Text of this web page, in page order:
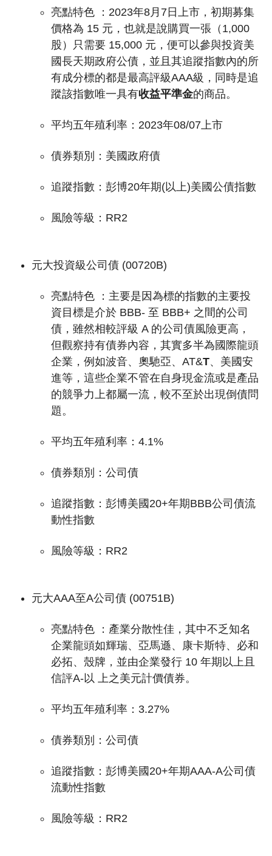
亮點特色 ： 2023年8月7日上市，初期募集
價格為 15 元，也就是說購買一張（1,000
股）只需要 15,000 元，便可以參與投資美
國長天期政府公債，並且其追蹤指數內的所
有成分標的都是最高評級AAA級，同時是追
蹤該指數唯一具有收益平準金的商品。
平均五年殖利率：2023年08/07上市
債券類別：美國政府債
追蹤指數： 彭博20年期(以上)美國公債指數
風險等級：RR2
元大投資級公司債 (00720B)
亮點特色 ： 主要是因為標的指數的主要投
資目標是介於 BBB- 至 BBB+ 之間的公司
債，雖然相較評級 A 的公司債風險更高，
但觀察持有債券內容，其實多半為國際龍頭
企業，例如波音、奧馳亞、AT&T、美國安
進等，這些企業不管在自身現金流或是產品
的競爭力上都屬一流，較不至於出現倒債問
題。
平均五年殖利率：4.1%
債券類別：公司債
追蹤指數： 彭博美國20+年期BBB公司債流
動性指數
風險等級：RR2
元大AAA至A公司債 (00751B)
亮點特色 ： 產業分散性佳，其中不乏知名
企業龍頭如輝瑞、亞馬遜、康卡斯特、必和
必拓、殼牌，並由企業發行 10 年期以上且
信評A-以 上之美元計價債券。
平均五年殖利率：3.27%
債券類別：公司債
追蹤指數： 彭博美國20+年期AAA-A公司債
流動性指數
風險等級：RR2